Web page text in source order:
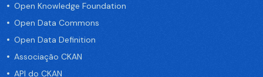
Open Knowledge Foundation
Open Data Commons
Open Data Definition
Associação CKAN
API do CKAN